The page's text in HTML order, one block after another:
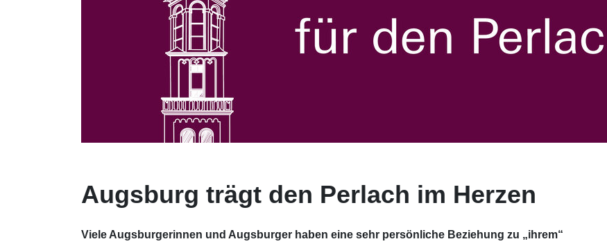
Augsburg trägt den Perlach im Herzen
Viele Augsburgerinnen und Augsburger haben eine sehr persönliche Beziehung zu „ihrem“